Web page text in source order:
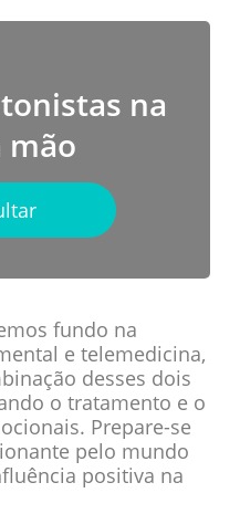
na
mão
fundo na
e telemedicina,
desses dois
o tratamento e o
Prepare-se
pelo mundo
positiva na